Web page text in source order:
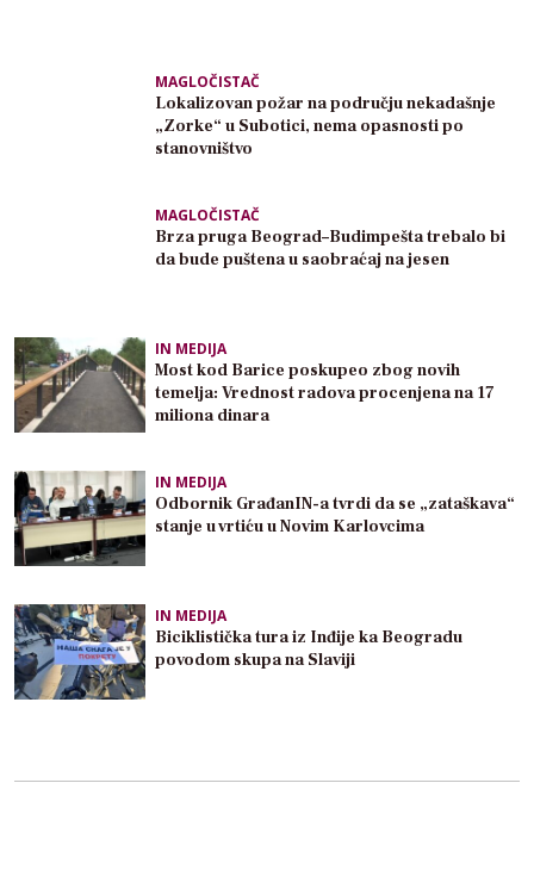
MAGLOČISTAČ
Lokalizovan požar na području nekadašnje
„Zorke“ u Subotici, nema opasnosti po
stanovništvo
MAGLOČISTAČ
Brza pruga Beograd–Budimpešta trebalo bi
da bude puštena u saobraćaj na jesen
IN MEDIJA
Most kod Barice poskupeo zbog novih
temelja: Vrednost radova procenjena na 17
miliona dinara
IN MEDIJA
Odbornik GrađanIN-a tvrdi da se „zataškava“
stanje u vrtiću u Novim Karlovcima
IN MEDIJA
Biciklistička tura iz Inđije ka Beogradu
povodom skupa na Slaviji